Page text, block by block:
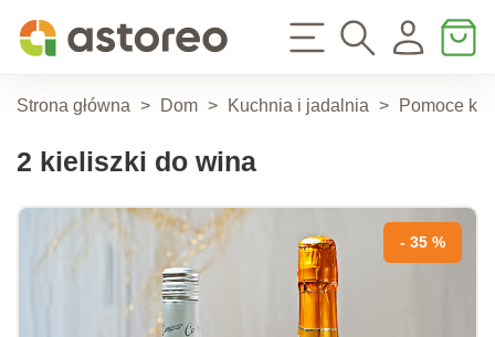
Strona główna > Dom > Kuchnia i jadalnia > Pomoce
2 kieliszki do wina
- 35 %